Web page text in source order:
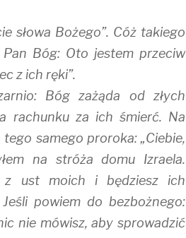
słowa Bożego”. Cóż takiego
Pan Bóg: Oto jestem przeciw
z ich ręki”.
Bóg zażąda od złych
rachunku za ich śmierć. Na
samego proroka: „Ciebie,
na stróża domu Izraela.
z ust moich i będziesz ich
powiem do bezbożnego:
nie mówisz, aby sprowadzić